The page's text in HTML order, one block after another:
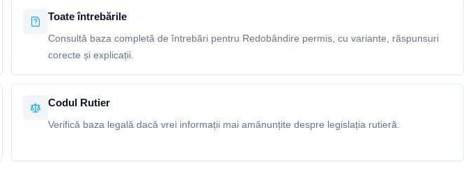
Toate întrebările
Consultă baza completă de întrebări pentru Redobândire permis, cu variante, răspunsuri
corecte și explicații.
Codul Rutier
Verifică baza legală dacă vrei informații mai amănunțite despre legislația rutieră.